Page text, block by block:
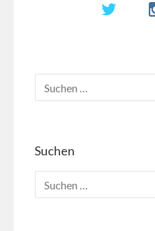
Suchen